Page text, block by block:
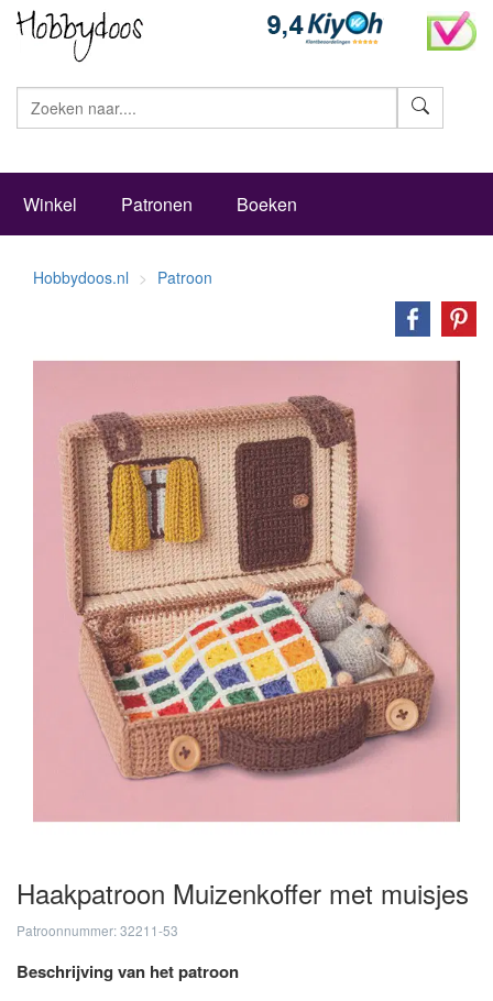
Winkel Patronen Boeken
Hobbydoos.nl Patroon
Haakpatroon Muizenkoffer met muisjes
Patroonnummer: 32211-53
Beschrijving van het patroon